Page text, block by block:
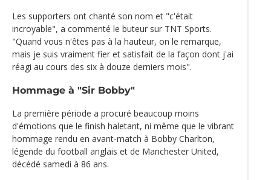
Les supporters ont chanté son nom et "c'était
incroyable", a commenté le buteur sur TNT Sports.
"Quand vous n'êtes pas à la hauteur, on le remarque,
mais je suis vraiment fier et satisfait de la façon dont j'ai
réagi au cours des six à douze derniers mois".
Hommage à "Sir Bobby"
La première période a procuré beaucoup moins
d'émotions que le finish haletant, ni même que le vibrant
hommage rendu en avant-match à Bobby Charlton,
légende du football anglais et de Manchester United,
décédé samedi à 86 ans.